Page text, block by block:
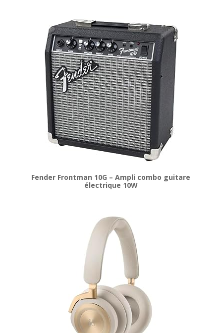
Fender Frontman 10G – Ampli combo guitare
électrique 10W